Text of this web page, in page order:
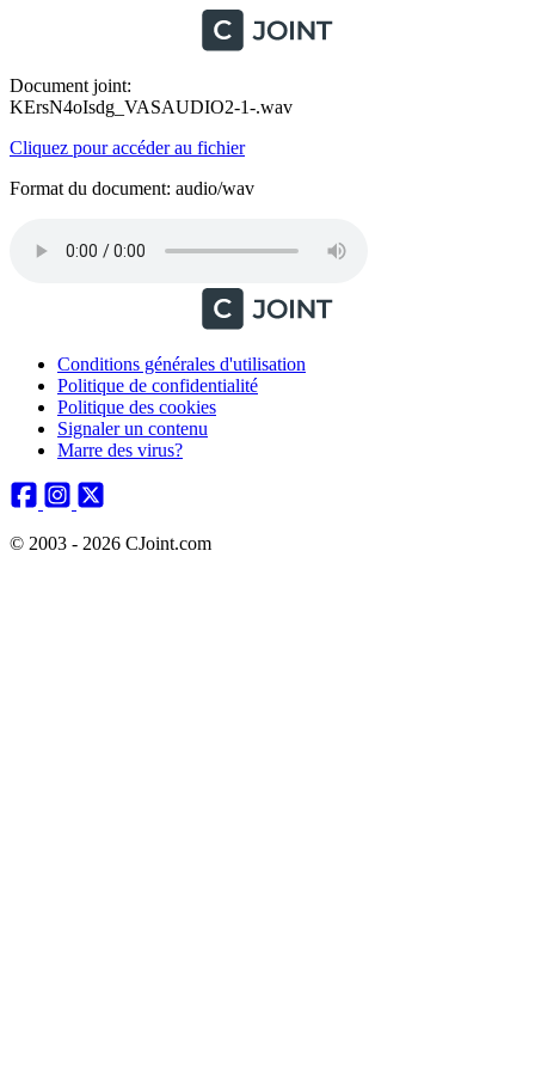
Document joint:
KErsN4oIsdg_VASAUDIO2-1-.wav
Cliquez pour accéder au fichier
Format du document: audio/wav
Conditions générales d'utilisation
Politique de confidentialité
Politique des cookies
Signaler un contenu
Marre des virus?
© 2003 - 2026 CJoint.com